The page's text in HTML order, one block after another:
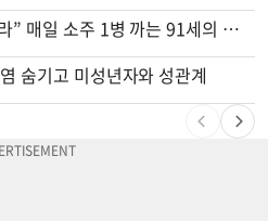
“술에 이것 한방울 넣어라” 매일 소주 1병 까는 91세의 철칙
숨기고 미성년자와 성관계